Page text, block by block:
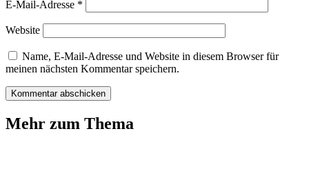
E-Mail-Adresse *
Website
Name, E-Mail-Adresse und Website in diesem Browser für
meinen nächsten Kommentar speichern.
Mehr zum Thema